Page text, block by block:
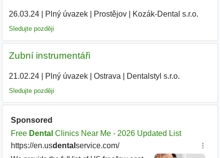
26.03.24| Plný úvazek| Prostějov| Kozák-Dental s.r.o.
Sledujte později
Zubní instrumentáři
21.02.24| Plný úvazek| Ostrava Dentalstyl s.r.o.
Sledujte později